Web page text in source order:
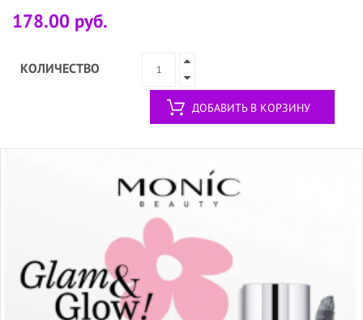
178.00 руб.
КОЛИЧЕСТВО
ДОБАВИТЬ В КОРЗИНУ